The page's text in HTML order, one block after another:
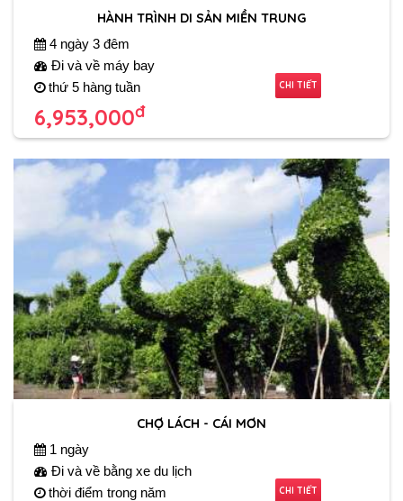
HÀNH TRÌNH DI SẢN MIỀN TRUNG
4 ngày 3 đêm
Đi và về máy bay
thứ 5 hàng tuần
6,953,000đ
CHI TIẾT
CHỢ LÁCH - CÁI MƠN
1 ngày
Đi và về bằng xe du lịch
thời điểm trong năm
CHI TIẾT